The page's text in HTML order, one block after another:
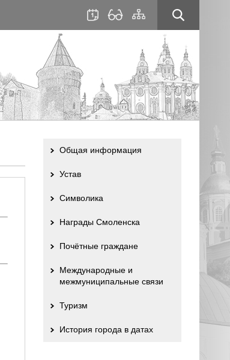
Общая информация
Устав
Символика
Награды Смоленска
Почётные граждане
Международные и
межмуниципальные связи
Туризм
История города в датах